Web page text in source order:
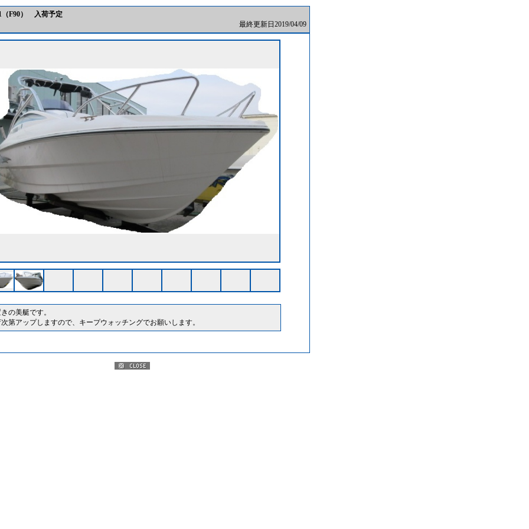
（F90） 入荷予定
最終更新日2019/04/09
の美艇です。
第アップしますので、キープウォッチングでお願いします。